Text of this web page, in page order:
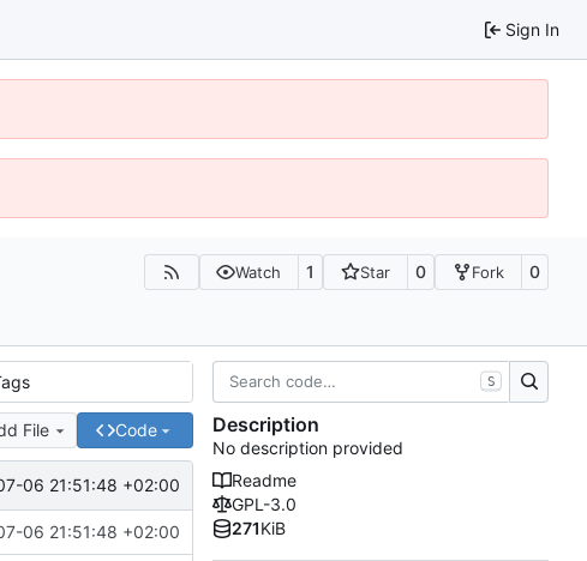
Sign In
Watch 1 Star 0 Fork 0
File Code
06 21:51:48 +02:00
06 21:51:48 +02:00
S
Description
No description provided
Readme
GPL-3.0
271KiB